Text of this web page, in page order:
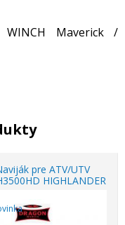
WINCH Maverick /
pre ATV/UTV
HIGHLANDER